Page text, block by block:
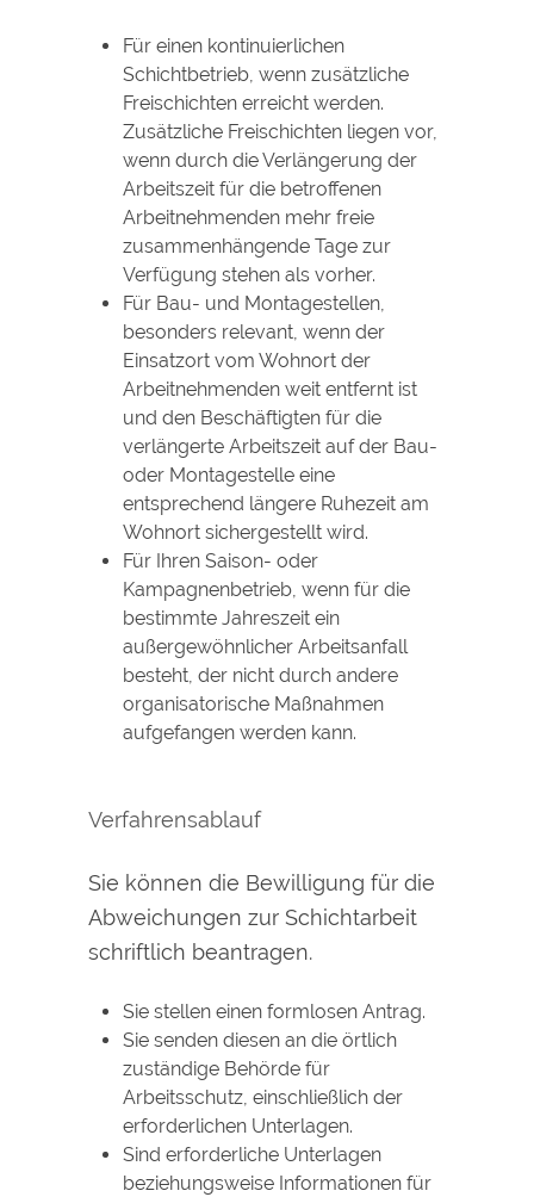
Für einen kontinuierlichen
Schichtbetrieb, wenn zusätzliche
Freischichten erreicht werden.
Zusätzliche Freischichten liegen vor,
wenn durch die Verlängerung der
Arbeitszeit für die betroffenen
Arbeitnehmenden mehr freie
zusammenhängende Tage zur
Verfügung stehen als vorher.
Für Bau- und Montagestellen,
besonders relevant, wenn der
Einsatzort vom Wohnort der
Arbeitnehmenden weit entfernt ist
und den Beschäftigten für die
verlängerte Arbeitszeit auf der Bau-
oder Montagestelle eine
entsprechend längere Ruhezeit am
Wohnort sichergestellt wird.
Für Ihren Saison- oder
Kampagnenbetrieb, wenn für die
bestimmte Jahreszeit ein
außergewöhnlicher Arbeitsanfall
besteht, der nicht durch andere
organisatorische Maßnahmen
aufgefangen werden kann.
Verfahrensablauf
Sie können die Bewilligung für die
Abweichungen zur Schichtarbeit
schriftlich beantragen.
Sie stellen einen formlosen Antrag.
Sie senden diesen an die örtlich
zuständige Behörde für
Arbeitsschutz, einschließlich der
erforderlichen Unterlagen.
Sind erforderliche Unterlagen
beziehungsweise Informationen für